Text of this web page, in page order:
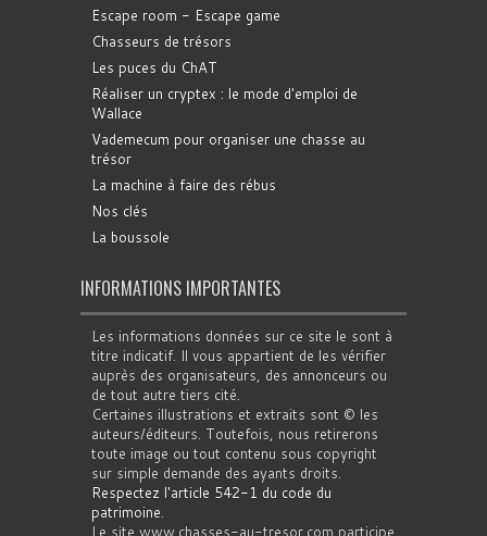
Escape room - Escape game
Chasseurs de trésors
Les puces du ChAT
Réaliser un cryptex : le mode d'emploi de
Wallace
Vademecum pour organiser une chasse au
trésor
La machine à faire des rébus
Nos clés
La boussole
INFORMATIONS IMPORTANTES
Les informations données sur ce site le sont à
titre indicatif. Il vous appartient de les vérifier
auprès des organisateurs, des annonceurs ou
de tout autre tiers cité.
Certaines illustrations et extraits sont © les
auteurs/éditeurs. Toutefois, nous retirerons
toute image ou tout contenu sous copyright
sur simple demande des ayants droits.
Respectez l'article 542-1 du code du
patrimoine.
Le site www.chasses-au-tresor.com participe